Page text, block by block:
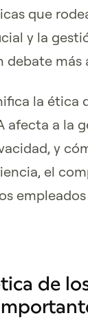
que
y la
debate más
la ética
afecta a la
y
el
de